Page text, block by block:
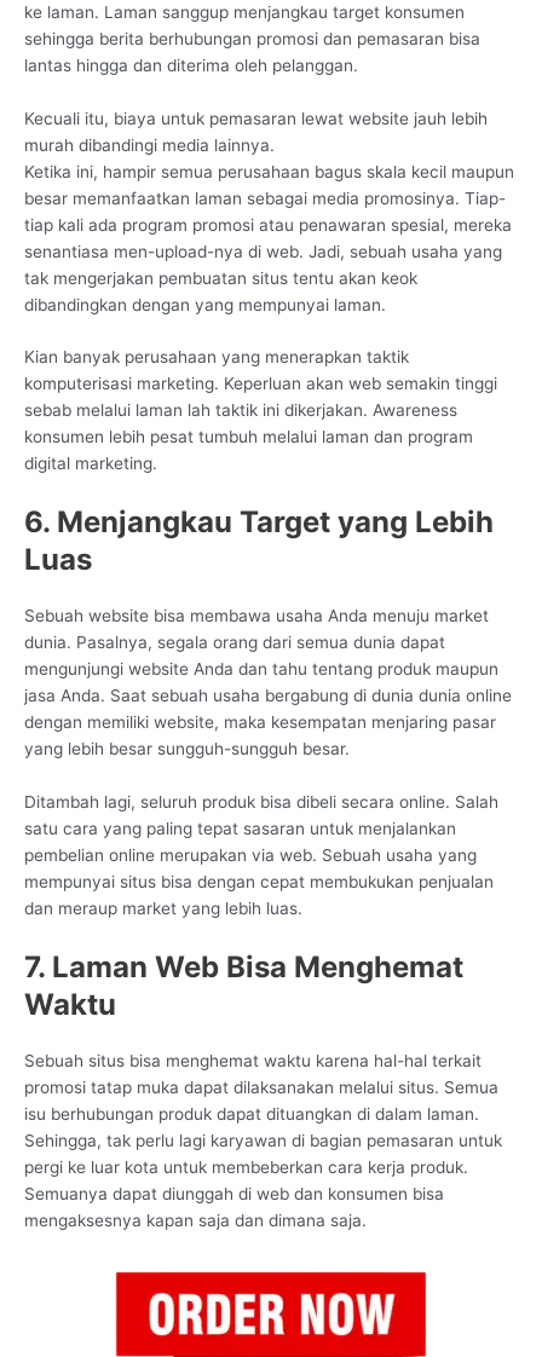
ke laman. Laman sanggup menjangkau target konsumen
sehingga berita berhubungan promosi dan pemasaran bisa
lantas hingga dan diterima oleh pelanggan.
Kecuali itu, biaya untuk pemasaran lewat website jauh lebih
murah dibandingi media lainnya.
Ketika ini, hampir semua perusahaan bagus skala kecil maupun
besar memanfaatkan laman sebagai media promosinya. Tiap-
tiap kali ada program promosi atau penawaran spesial, mereka
senantiasa men-upload-nya di web. Jadi, sebuah usaha yang
tak mengerjakan pembuatan situs tentu akan keok
dibandingkan dengan yang mempunyai laman.
Kian banyak perusahaan yang menerapkan taktik
komputerisasi marketing. Keperluan akan web semakin tinggi
sebab melalui laman lah taktik ini dikerjakan. Awareness
konsumen lebih pesat tumbuh melalui laman dan program
digital marketing.
6. Menjangkau Target yang Lebih
Luas
Sebuah website bisa membawa usaha Anda menuju market
dunia. Pasalnya, segala orang dari semua dunia dapat
mengunjungi website Anda dan tahu tentang produk maupun
jasa Anda. Saat sebuah usaha bergabung di dunia dunia online
dengan memiliki website, maka kesempatan menjaring pasar
yang lebih besar sungguh-sungguh besar.
Ditambah lagi, seluruh produk bisa dibeli secara online. Salah
satu cara yang paling tepat sasaran untuk menjalankan
pembelian online merupakan via web. Sebuah usaha yang
mempunyai situs bisa dengan cepat membukukan penjualan
dan meraup market yang lebih luas.
7. Laman Web Bisa Menghemat
Waktu
Sebuah situs bisa menghemat waktu karena hal-hal terkait
promosi tatap muka dapat dilaksanakan melalui situs. Semua
isu berhubungan produk dapat dituangkan di dalam laman.
Sehingga, tak perlu lagi karyawan di bagian pemasaran untuk
pergi ke luar kota untuk membeberkan cara kerja produk.
Semuanya dapat diunggah di web dan konsumen bisa
mengaksesnya kapan saja dan dimana saja.